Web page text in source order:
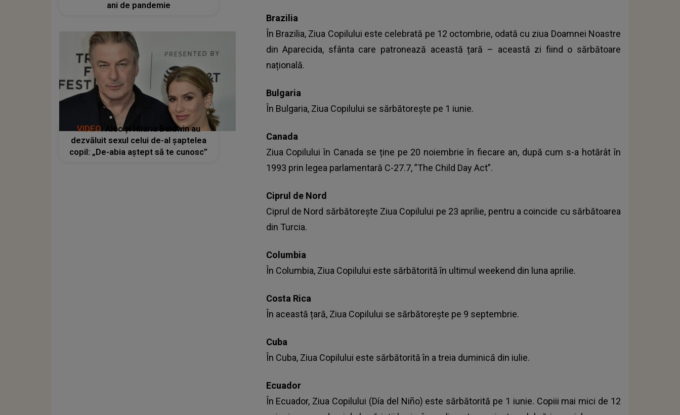
Brazilia
În Brazilia, Ziua Copilului este celebrată pe 12 octombrie, odată cu ziua Doamnei Noastre
din Aparecida, sfânta care patronează această țară – această zi fiind o sărbătoare
națională.
Bulgaria
În Bulgaria, Ziua Copilului se sărbătorește pe 1 iunie.
Canada
Ziua Copilului în Canada se ține pe 20 noiembrie în fiecare an, după cum s-a hotărât în
1993 prin legea parlamentară C-27.7, ”The Child Day Act”.
Ciprul de Nord
Ciprul de Nord sărbătorește Ziua Copilului pe 23 aprilie, pentru a coincide cu sărbătoarea
din Turcia.
Columbia
În Columbia, Ziua Copilului este sărbătorită în ultimul weekend din luna aprilie.
Costa Rica
În această țară, Ziua Copilului se sărbătorește pe 9 septembrie.
Cuba
În Cuba, Ziua Copilului este sărbătorită în a treia duminică din iulie.
Ecuador
În Ecuador, Ziua Copilului (Día del Niño) este sărbătorită pe 1 iunie. Copiii mai mici de 12
ani de pandemie
VIDEO : Alec și Hilaria Baldwin au
dezvăluit sexul celui de-al șaptelea
copil: „De-abia aștept să te cunosc”